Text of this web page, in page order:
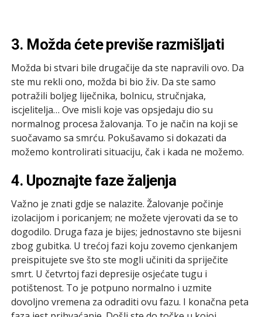
3. Možda ćete previše razmišljati
Možda bi stvari bile drugačije da ste napravili ovo. Da
ste mu rekli ono, možda bi bio živ. Da ste samo
potražili boljeg liječnika, bolnicu, stručnjaka,
iscjelitelja… Ove misli koje vas opsjedaju dio su
normalnog procesa žalovanja. To je način na koji se
suočavamo sa smrću. Pokušavamo si dokazati da
možemo kontrolirati situaciju, čak i kada ne možemo.
4. Upoznajte faze žaljenja
Važno je znati gdje se nalazite. Žalovanje počinje
izolacijom i poricanjem; ne možete vjerovati da se to
dogodilo. Druga faza je bijes; jednostavno ste bijesni
zbog gubitka. U trećoj fazi koju zovemo cjenkanjem
preispitujete sve što ste mogli učiniti da spriječite
smrt. U četvrtoj fazi depresije osjećate tugu i
potištenost. To je potpuno normalno i uzmite
dovoljno vremena za odraditi ovu fazu. I konačna peta